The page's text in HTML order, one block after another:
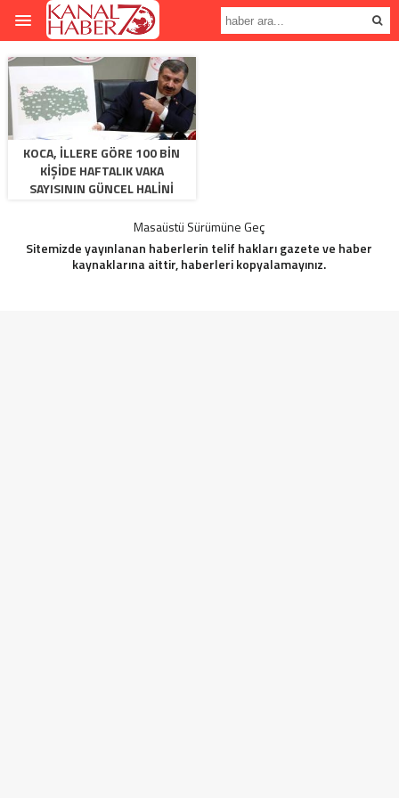
KOCA, ILLERE GÖRE 100 BIN
KIŞIDE HAFTALIK VAKA
SAYISININ GÜNCEL HALINI
Masaüstü Sürümüne Geç
Sitemizde yayınlanan haberlerin telif hakları gazete ve haber
kaynaklarına aittir, haberleri kopyalamayınız.